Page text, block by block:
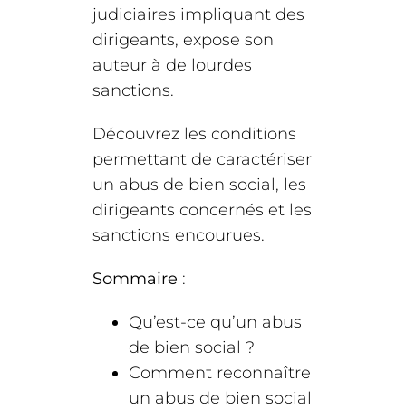
judiciaires impliquant des
dirigeants, expose son
auteur à de lourdes
sanctions.
Découvrez les conditions
permettant de caractériser
un abus de bien social, les
dirigeants concernés et les
sanctions encourues.
Sommaire :
Qu’est-ce qu’un abus
de bien social ?
Comment reconnaître
un abus de bien social